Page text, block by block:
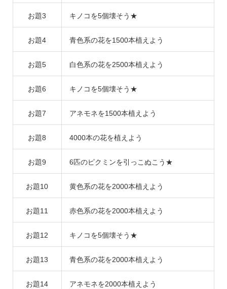
お題3 キノコを5個壊そう★
お題4 青色系の花を1500本植えよう
お題5 白色系の花を2500本植えよう
お題6 キノコを5個壊そう★
お題7 アネモネを1500本植えよう
お題8 4000本の花を植えよう
お題9 6匹のピクミンを引っこぬこう★
お題10 黄色系の花を2000本植えよう
お題11 赤色系の花を2000本植えよう
お題12 キノコを5個壊そう★
お題13 青色系の花を2000本植えよう
お題14 アネモネを2000本植えよう